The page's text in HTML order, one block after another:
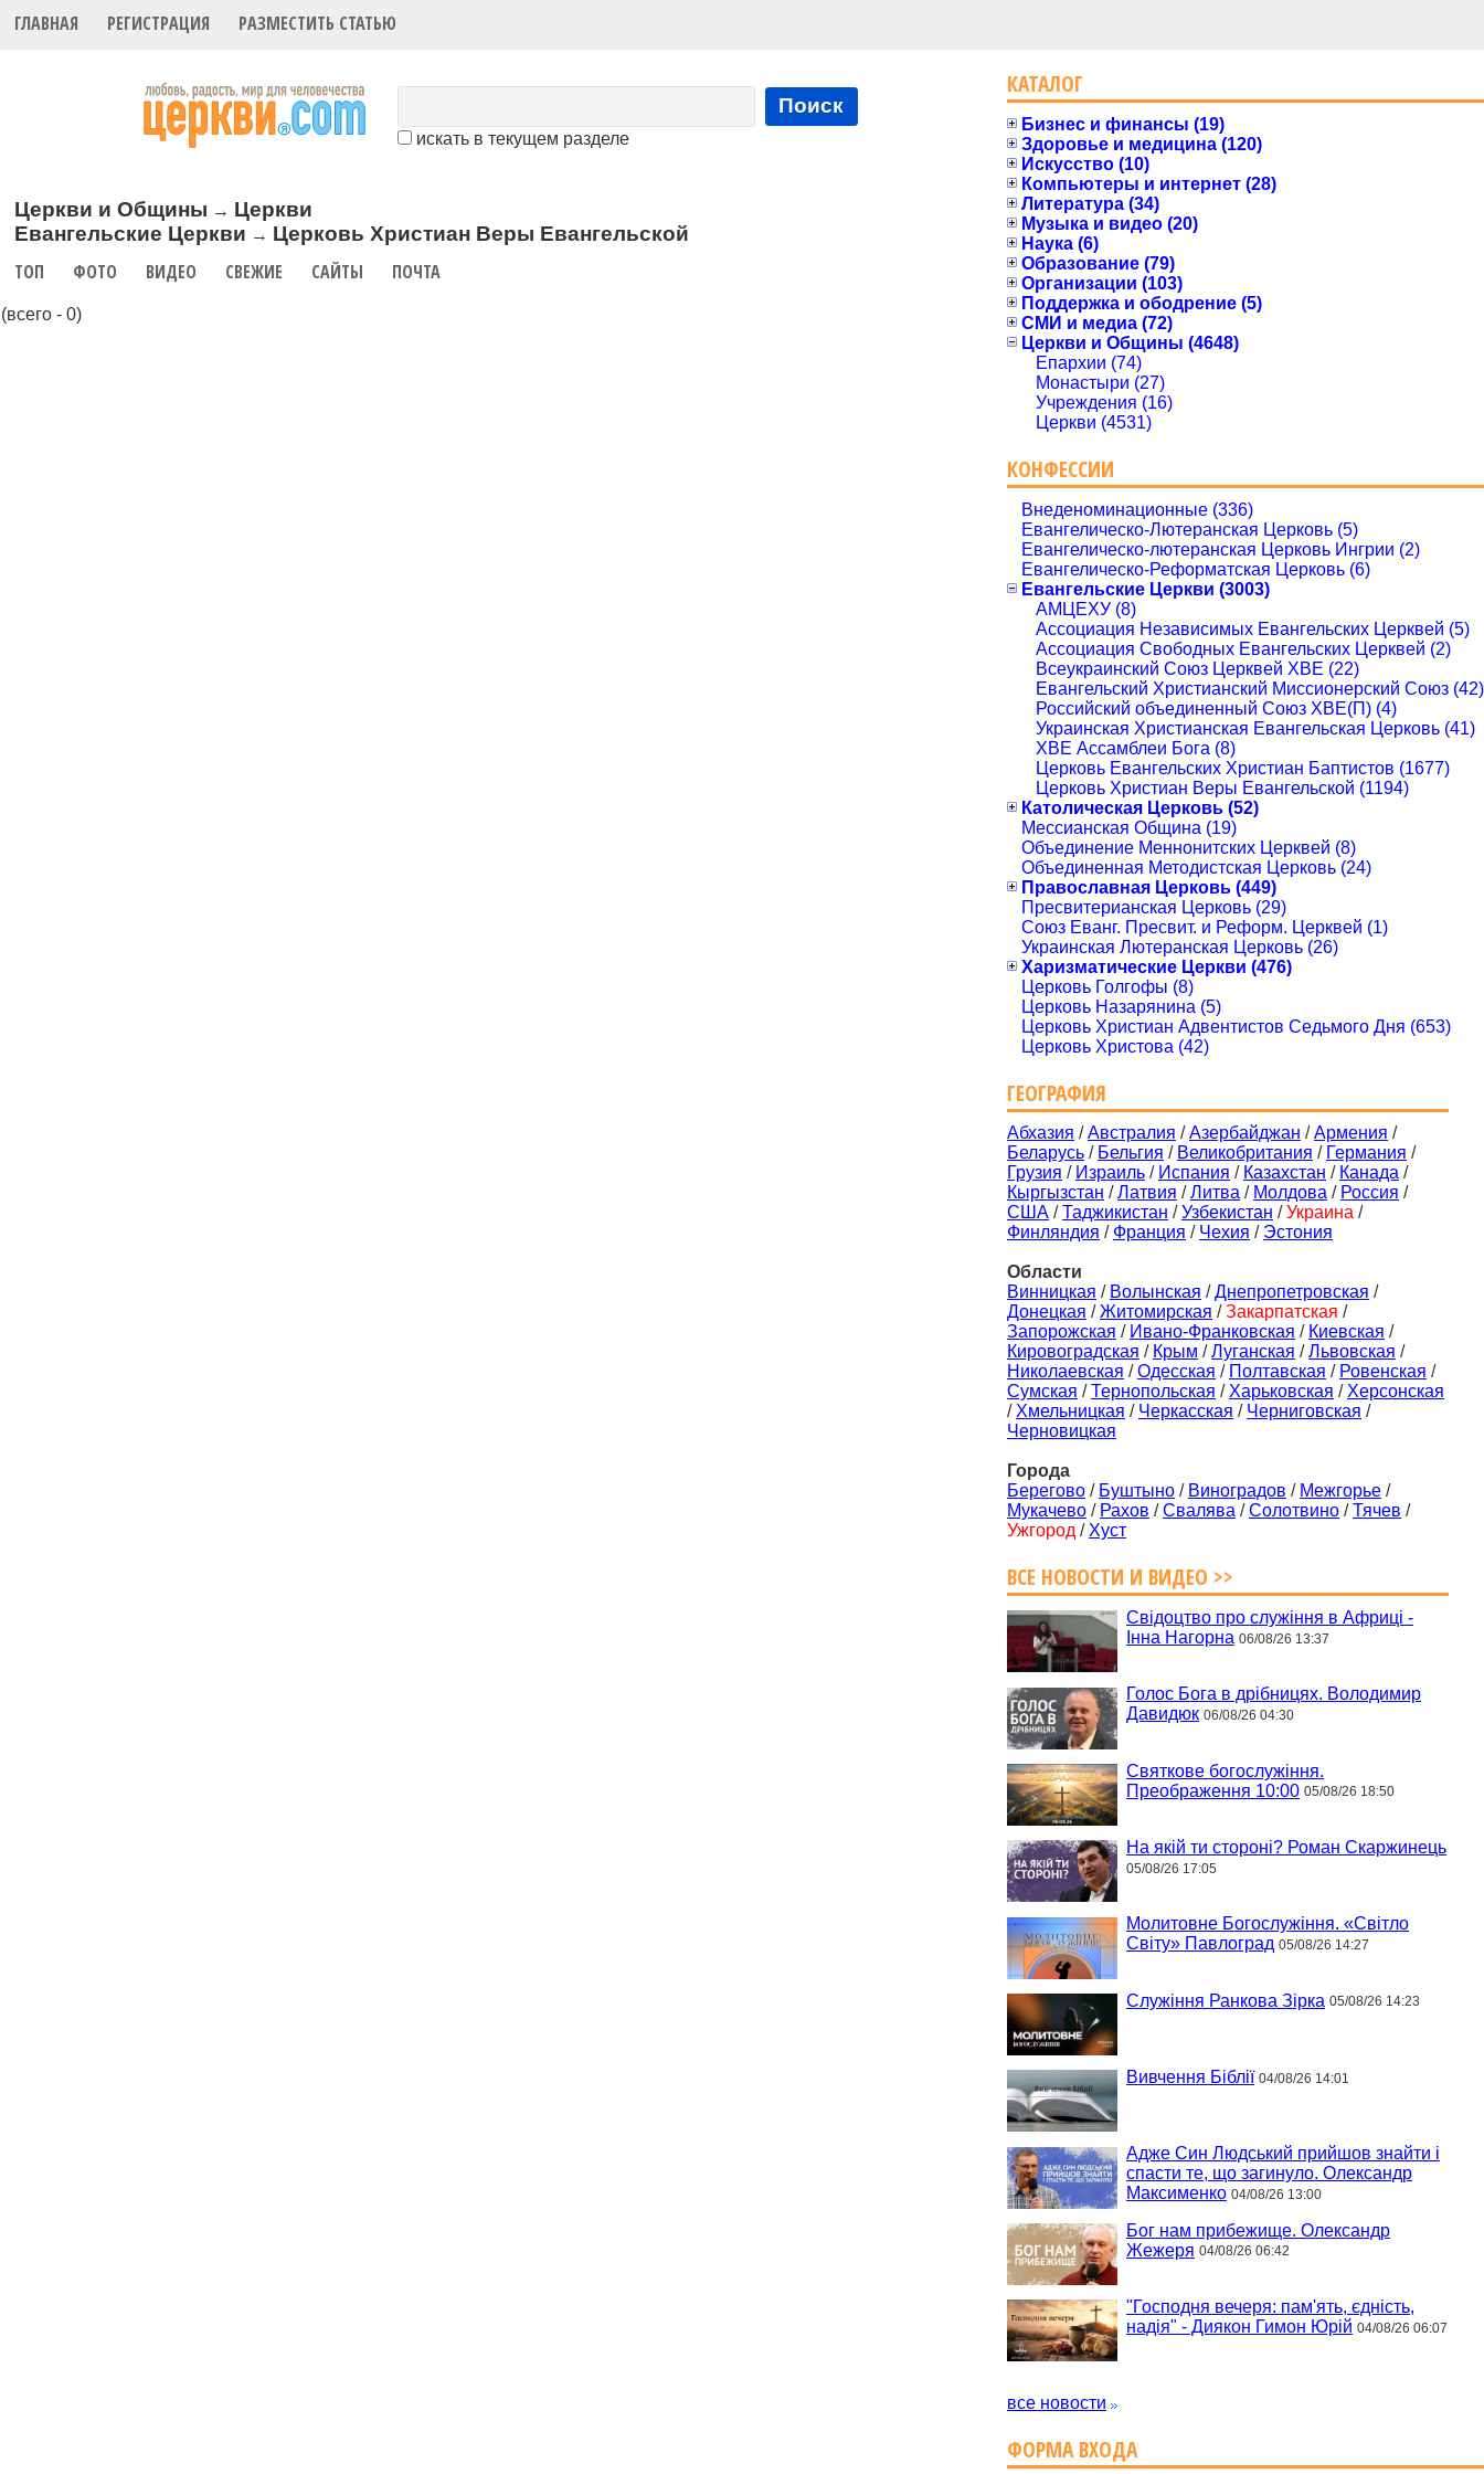
ГЛАВНАЯ РЕГИСТРАЦИЯ РАЗМЕСТИТЬ СТАТЬЮ
Поиск
искать в текущем разделе
Церкви и Общины → Церкви
Евангельские Церкви → Церковь Христиан Веры Евангельской
ТОП ФОТО ВИДЕО СВЕЖИЕ САЙТЫ ПОЧТА
(всего - 0)
КАТАЛОГ
Бизнес и финансы (19)
Здоровье и медицина (120)
Искусство (10)
Компьютеры и интернет (28)
Литература (34)
Музыка и видео (20)
Наука (6)
Образование (79)
Организации (103)
Поддержка и ободрение (5)
СМИ и медиа (72)
Церкви и Общины (4648)
Епархии (74)
Монастыри (27)
Учреждения (16)
Церкви (4531)
КОНФЕССИИ
Внеденоминационные (336)
Евангелическо-Лютеранская Церковь (5)
Евангелическо-лютеранская Церковь Ингрии (2)
Евангелическо-Реформатская Церковь (6)
Евангельские Церкви (3003)
АМЦЕХУ (8)
Ассоциация Независимых Евангельских Церквей (5)
Ассоциация Свободных Евангельских Церквей (2)
Всеукраинский Союз Церквей ХВЕ (22)
Евангельский Христианский Миссионерский Союз (42)
Российский объединенный Союз ХВЕ(П) (4)
Украинская Христианская Евангельская Церковь (41)
ХВЕ Ассамблеи Бога (8)
Церковь Евангельских Христиан Баптистов (1677)
Церковь Христиан Веры Евангельской (1194)
Католическая Церковь (52)
Мессианская Община (19)
Объединение Меннонитских Церквей (8)
Объединенная Методистская Церковь (24)
Православная Церковь (449)
Пресвитерианская Церковь (29)
Союз Еванг. Пресвит. и Реформ. Церквей (1)
Украинская Лютеранская Церковь (26)
Харизматические Церкви (476)
Церковь Голгофы (8)
Церковь Назарянина (5)
Церковь Христиан Адвентистов Седьмого Дня (653)
Церковь Христова (42)
ГЕОГРАФИЯ
Абхазия /Австралия /Азербайджан /Армения /
Беларусь / Бельгия / Великобритания / Германия /
Грузия / Израиль / Испания / Казахстан / Канада /
Кыргызстан /Латвия /Литва / Молдова / Россия /
США /Таджикистан /Узбекистан /Украина /
Финляндия / Франция / Чехия / Эстония
Области
Винницкая / Волынская /Днепропетровская /
Донецкая /Житомирская /Закарпатская /
Запорожская / Ивано-Франковская / Киевская /
Кировоградская / Крым /Луганская /Львовская /
Николаевская /Одесская / Полтавская / Ровенская /
Сумская /Тернопольская / Харьковская / Херсонская
/ Хмельницкая / Черкасская / Черниговская /
Черновицкая
Города
Берегово / Буштыно / Виноградов / Межгорье /
Мукачево / Рахов /Свалява /Солотвино /Тячев /
Ужгород / Хуст
ВСЕ НОВОСТИ И ВИДЕО >>
Свідоцтво про служіння в Африці -
Інна Нагорна 06/08/26 13:37
Голос Бога в дрібницях. Володимир
Давидюк 06/08/26 04:30
Святкове богослужіння.
Преображення 10:00 05/08/26 18:50
На якій ти стороні? Роман Скаржинець
05/08/26 17:05
Молитовне Богослужіння. «Світло
Світу» Павлоград 05/08/26 14:27
Служіння Ранкова Зірка 05/08/26 14:23
Вивчення Біблії 04/08/26 14:01
Адже Син Людський прийшов знайти і
спасти те, що загинуло. Олександр
Максименко 04/08/26 13:00
Бог нам прибежище. Олександр
Жежеря 04/08/26 06:42
"Господня вечеря: пам'ять, єдність,
надія" - Диякон Гимон Юрій 04/08/26 06:07
все новости
ФОРМА ВХОДА